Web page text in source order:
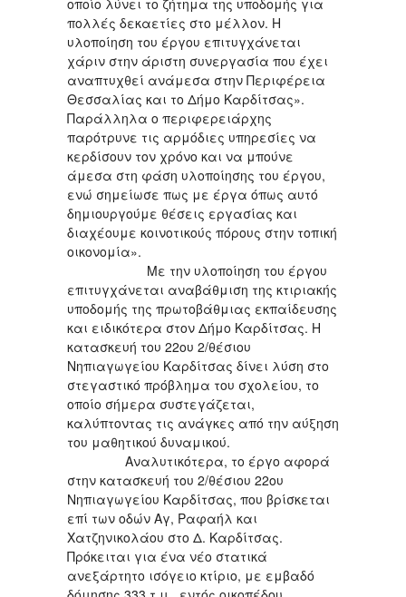
οποίο λύνει το ζήτημα της υποδομής για
πολλές δεκαετίες στο μέλλον. Η
υλοποίηση του έργου επιτυγχάνεται
χάριν στην άριστη συνεργασία που έχει
αναπτυχθεί ανάμεσα στην Περιφέρεια
Θεσσαλίας και το Δήμο Καρδίτσας».
Παράλληλα ο περιφερειάρχης
παρότρυνε τις αρμόδιες υπηρεσίες να
κερδίσουν τον χρόνο και να μπούνε
άμεσα στη φάση υλοποίησης του έργου,
ενώ σημείωσε πως με έργα όπως αυτό
δημιουργούμε θέσεις εργασίας και
διαχέουμε κοινοτικούς πόρους στην τοπική
οικονομία».
Με την υλοποίηση του έργου
επιτυγχάνεται αναβάθμιση της κτιριακής
υποδομής της πρωτοβάθμιας εκπαίδευσης
και ειδικότερα στον Δήμο Kαρδίτσας. Η
κατασκευή του 22oυ 2/θέσιου
Νηπιαγωγείου Kαρδίτσας δίνει λύση στο
στεγαστικό πρόβλημα του σχολείου, το
οποίο σήμερα συστεγάζεται,
καλύπτοντας τις ανάγκες από την αύξηση
του μαθητικού δυναμικού.
Αναλυτικότερα, το έργο αφορά
στην κατασκευή του 2/θέσιου 22oυ
Νηπιαγωγείου Kαρδίτσας, που βρίσκεται
επί των οδών Αγ, Ραφαήλ και
Χατζηνικολάου στο Δ. Kαρδίτσας.
Πρόκειται για ένα νέο στατικά
ανεξάρτητο ισόγειο κτίριο, με εμβαδό